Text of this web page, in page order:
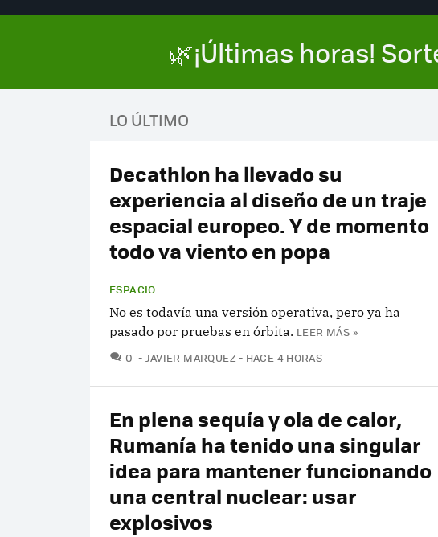
🌿¡Últimas horas!
LO ÚLTIMO
Decathlon ha llevado su
experiencia al diseño de un traje
espacial europeo. Y de momento
todo va viento en popa
ESPACIO
No es todavía una versión operativa, pero ya ha
pasado por pruebas en órbita. LEER MÁS »
0 COMENTARIOS
JAVIER MARQUEZ HACE 4 HORAS
En plena sequía y ola de calor,
Rumanía ha tenido una singular
idea para mantener funcionando
una central nuclear: usar
explosivos